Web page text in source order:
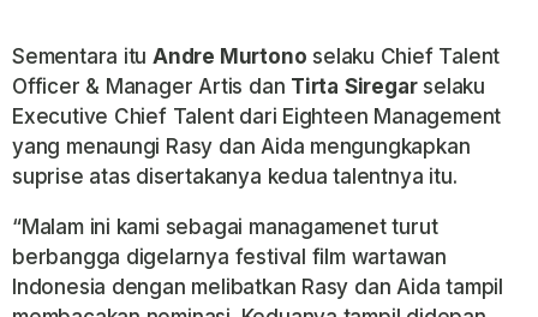
Sementara ituAndre Murtono selaku Chief Talent
Officer & Manager Artis dan Tirta Siregarselaku
Executive Chief Talent dari Eighteen Management
yang menaungi Rasy dan Aida mengungkapkan
suprise atas disertakanya kedua talentnya itu.
“Malam ini kami sebagai managamenet turut
berbangga digelarnya festival film wartawan
Indonesia dengan melibatkan Rasy dan Aida tampil